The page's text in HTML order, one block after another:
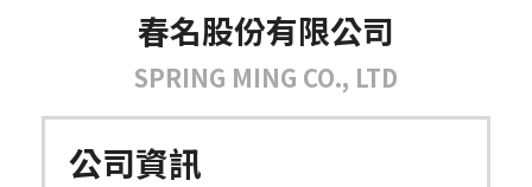
春名股份有限公司
SPRING MING CO., LTD
公司資訊